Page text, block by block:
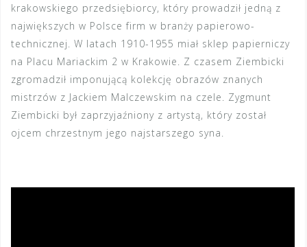
krakowskiego przedsiębiorcy, który prowadził jedną z
największych w Polsce firm w branży papierowo-
technicznej. W latach 1910-1955 miał sklep papierniczy
na Placu Mariackim 2 w Krakowie. Z czasem Ziembicki
zgromadził imponującą kolekcję obrazów znanych
mistrzów z Jackiem Malczewskim na czele. Zygmunt
Ziembicki był zaprzyjaźniony z artystą, który został
ojcem chrzestnym jego najstarszego syna.